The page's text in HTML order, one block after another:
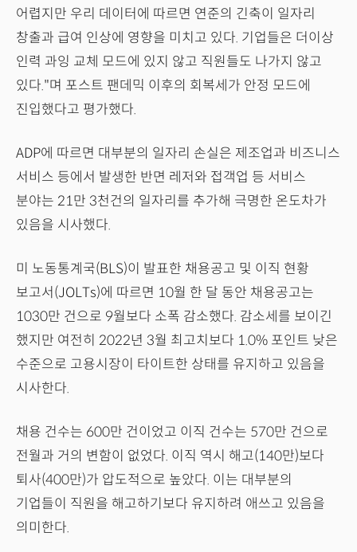
어렵지만 우리 데이터에 따르면 연준의 긴축이 일자리
창출과 급여 인상에 영향을 미치고 있다. 기업들은 더이상
인력 과잉 교체 모드에 있지 않고 직원들도 나가지 않고
있다."며 포스트 팬데믹 이후의 회복세가 안정 모드에
진입했다고 평가했다.
ADP에 따르면 대부분의 일자리 손실은 제조업과 비즈니스
서비스 등에서 발생한 반면 레저와 접객업 등 서비스
분야는 21만 3천건의 일자리를 추가해 극명한 온도차가
있음을 시사했다.
미 노동통계국(BLS)이 발표한 채용공고 및 이직 현황
보고서(JOLTs)에 따르면 10월 한 달 동안 채용공고는
1030만 건으로 9월보다 소폭 감소했다. 감소세를 보이긴
했지만 여전히 2022년 3월 최고치보다 1.0% 포인트 낮은
수준으로 고용시장이 타이트한 상태를 유지하고 있음을
시사한다.
채용 건수는 600만 건이었고 이직 건수는 570만 건으로
전월과 거의 변함이 없었다. 이직 역시 해고(140만)보다
퇴사(400만)가 압도적으로 높았다. 이는 대부분의
기업들이 직원을 해고하기보다 유지하려 애쓰고 있음을
의미한다.